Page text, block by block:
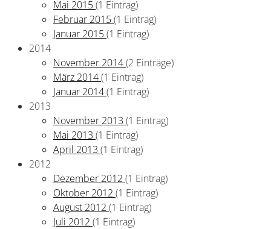
Mai 2015(1 Eintrag)
Februar 2015(1 Eintrag)
Januar 2015(1 Eintrag)
2014
November 2014(2 Einträge)
März 2014(1 Eintrag)
Januar 2014(1 Eintrag)
2013
November 2013 (1 Eintrag)
Mai 2013 (1 Eintrag)
April 2013 (1 Eintrag)
2012
Dezember 2012 (1 Eintrag)
Oktober 2012 (1 Eintrag)
August 2012 (1 Eintrag)
Juli 2012 (1 Eintrag)